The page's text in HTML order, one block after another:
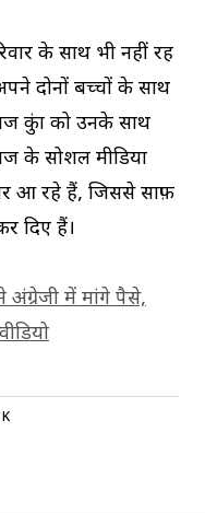
के साथ भी नहीं रह
दोनों बच्चों के साथ
कुंद्रा को उनके साथ
के सोशल मीडिया
आ रहे हैं, जिससे साफ़
दिए हैं।
में मांगे पैसे,